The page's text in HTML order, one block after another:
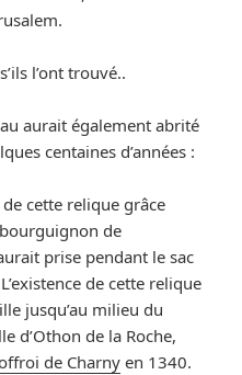
l’ont trouvé..
aurait également abrité
centaines d’années :
cette relique grâce
de
prise pendant le sac
de cette relique
jusqu’au milieu du
d’Othon de la Roche,
de Charny en 1340.